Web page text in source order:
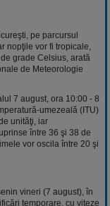
pe parcursul
nopţile vor fi tropicale,
grade Celsius, arată
de Meteorologie
7 august, ora 10:00 - 8
umezeală (ITU)
unităţi, iar
între 36 şi 38 de
vor oscila între 20 şi
vineri (7 august), în
temporare, cu viteze